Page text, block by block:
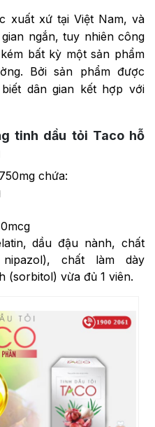
xuất xứ tại Việt Nam, và
ngắn, tuy nhiên công
bất kỳ một sản phẩm
Bởi sản phẩm được
dân gian kết hợp với
tinh dầu tỏi Taco hỗ
chứa:
dầu đậu nành, chất
chất làm dày
(sorbitol) vừa đủ 1 viên.